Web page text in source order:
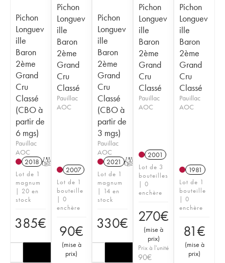
Pichon
Longuev
ille
Baron
2ème
Grand
Cru
Classé
(CBO à
partir de
6 mgs)
Pauillac
AOC
2018 T
Lot de 1
magnum
| 20 en
stock
385€
Pichon
Longuev
ille
Baron
2ème
Grand
Cru
Classé
Pauillac
AOC
2007
Lot de 1
bouteille
| 0
enchère
90€
(mise à
prix)
Pichon
Longuev
ille
Baron
2ème
Grand
Cru
Classé
(CBO à
partir de
3 mgs)
Pauillac
AOC
2021 T
Lot de 1
magnum
| 14 en
stock
330€
Pichon
Longuev
ille
Baron
2ème
Grand
Cru
Classé
Pauillac
AOC
2001
Lot de 3
bouteilles
| 0
enchère
270€
(mise à
prix)
Prix à l'unité
90€
Pichon
Longuev
ille
Baron
2ème
Grand
Cru
Classé
Pauillac
AOC
1981
Lot de 1
bouteille
| 0
enchère
81€
(mise à
prix)